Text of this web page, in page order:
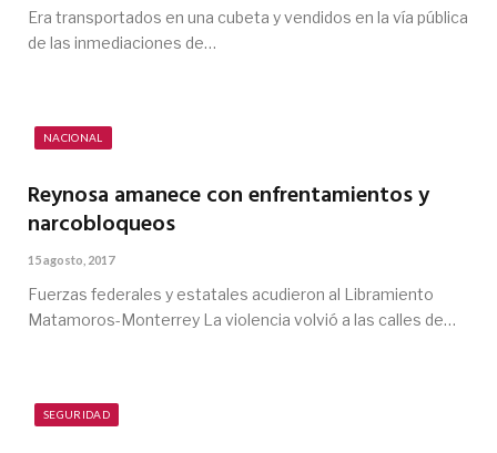
Era transportados en una cubeta y vendidos en la vía pública
de las inmediaciones de…
NACIONAL
Reynosa amanece con enfrentamientos y
narcobloqueos
15 agosto, 2017
Fuerzas federales y estatales acudieron al Libramiento
Matamoros-Monterrey La violencia volvió a las calles de…
SEGURIDAD